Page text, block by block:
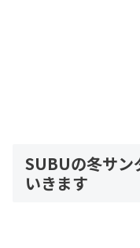
SUBUの冬サン
いきます